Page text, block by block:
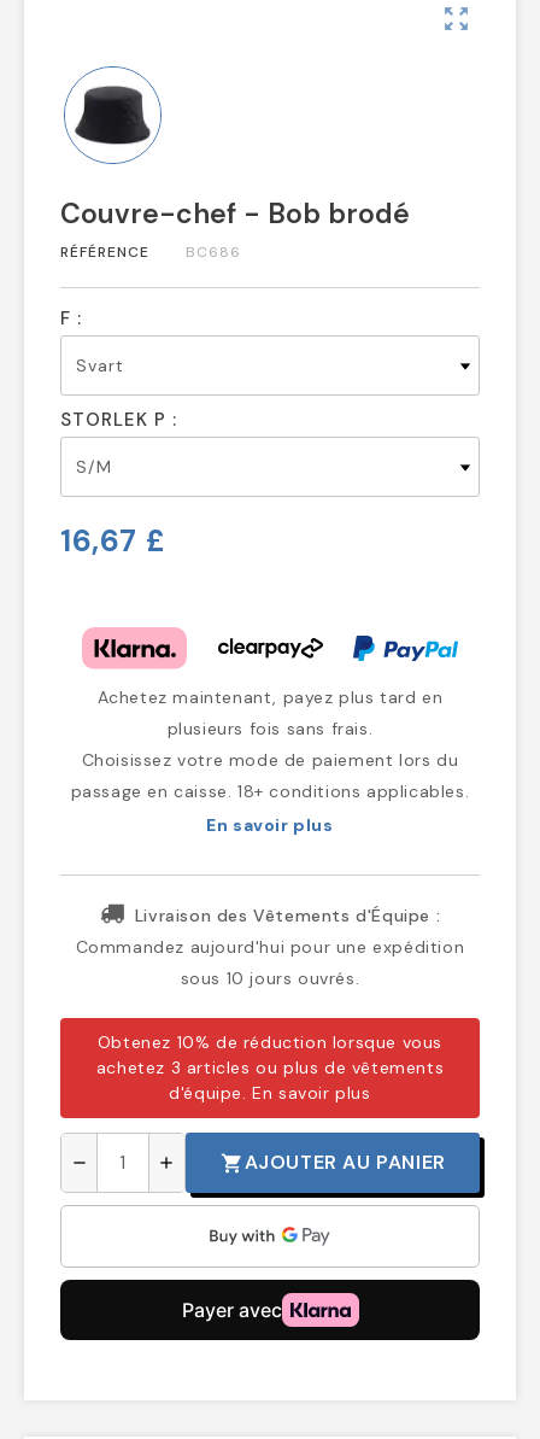
zoom_out_map
Couvre-chef - Bob brodé
RÉFÉRENCE BC686
F :
STORLEK P :
16,67 £
Achetez maintenant, payez plus tard en
plusieurs fois sans frais.
Choisissez votre mode de paiement lors du
passage en caisse. 18+ conditions applicables.
En savoir plus
Livraison des Vêtements d'Équipe :
Commandez aujourd'hui pour une expédition
sous 10 jours ouvrés.
Obtenez 10% de réduction lorsque vous
achetez 3 articles ou plus de vêtements
d'équipe.En savoir plus
remove add shopping_cartAJOUTER AU PANIER